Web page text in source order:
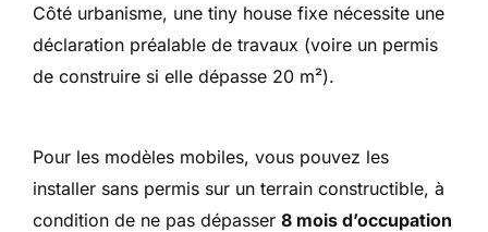
Côté urbanisme, une tiny house fixe nécessite une
déclaration préalable de travaux (voire un permis
de construire si elle dépasse 20 m²).
Pour les modèles mobiles, vous pouvez les
installer sans permis sur un terrain constructible, à
condition de ne pas dépasser 8 mois d’occupation